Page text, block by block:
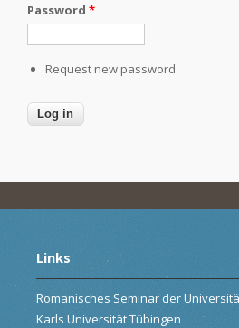
Password *
Request new password
Links
Romanisches Seminar der
Karls Universität Tübingen